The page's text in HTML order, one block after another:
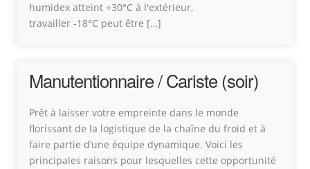
humidex atteint +30°C à l'extérieur,
travailler -18°C peut être […]
Manutentionnaire / Cariste (soir)
Prêt à laisser votre empreinte dans le monde
florissant de la logistique de la chaîne du froid et à
faire partie d’une équipe dynamique. Voici les
principales raisons pour lesquelles cette opportunité